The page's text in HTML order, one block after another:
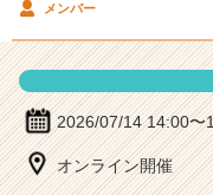
チ
メンバー
2026/07/14 14:00〜
オンライン開催